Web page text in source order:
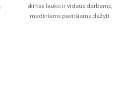
skirtas lauko ir vidaus darbams,
mediniams paviršiams dažyti